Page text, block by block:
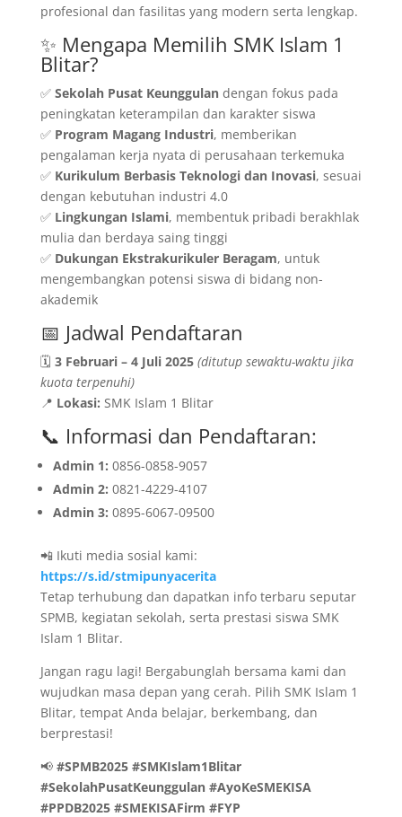
profesional dan fasilitas yang modern serta lengkap.
✨ Mengapa Memilih SMK Islam 1
Blitar?
✅ Sekolah Pusat Keunggulandengan fokus pada
peningkatan keterampilan dan karakter siswa
✅ Program Magang Industri, memberikan
pengalaman kerja nyata di perusahaan terkemuka
✅ Kurikulum Berbasis Teknologi dan Inovasi, sesuai
dengan kebutuhan industri 4.0
✅ Lingkungan Islami, membentuk pribadi berakhlak
mulia dan berdaya saing tinggi
✅ Dukungan Ekstrakurikuler Beragam, untuk
mengembangkan potensi siswa di bidang non-
akademik
📅 Jadwal Pendaftaran
🗓 3 Februari – 4 Juli 2025 (ditutup sewaktu-waktu jika
kuota terpenuhi)
📍 Lokasi: SMK Islam 1 Blitar
📞 Informasi dan Pendaftaran:
Admin 1: 0856-0858-9057
Admin 2: 0821-4229-4107
Admin 3: 0895-6067-09500
📲 Ikuti media sosial kami:
https://s.id/stmipunyacerita
Tetap terhubung dan dapatkan info terbaru seputar
SPMB, kegiatan sekolah, serta prestasi siswa SMK
Islam 1 Blitar.
Jangan ragu lagi! Bergabunglah bersama kami dan
wujudkan masa depan yang cerah. Pilih SMK Islam 1
Blitar, tempat Anda belajar, berkembang, dan
berprestasi!
📢 #SPMB2025 #SMKIslam1Blitar
#SekolahPusatKeunggulan #AyoKeSMEKISA
#PPDB2025 #SMEKISAFirm #FYP